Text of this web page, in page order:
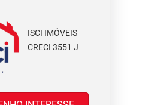
ISCI IMÓVEIS
CRECI 3551 J